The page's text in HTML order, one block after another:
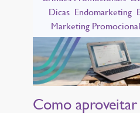
Dicas Endomarketing
Marketing Promocional
Como aproveitar